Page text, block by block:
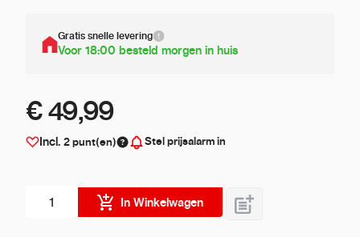
Gratis snelle levering
Voor 18:00 besteld morgen in huis
€ 49,99
Incl. 2punt(en) Stel prijsalarm in
In Winkelwagen